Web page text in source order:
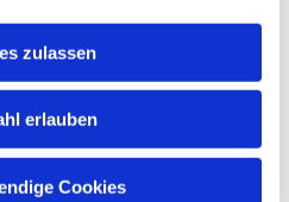
zulassen
erlauben
Cookies